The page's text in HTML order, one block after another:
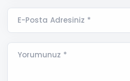
E-Posta Adresiniz *
Yorumunuz *